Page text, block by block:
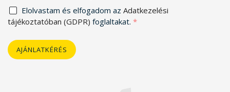
Elolvastam és elfogadom az Adatkezelési
tájékoztatóban (GDPR) foglaltakat. *
AJÁNLATKÉRÉS